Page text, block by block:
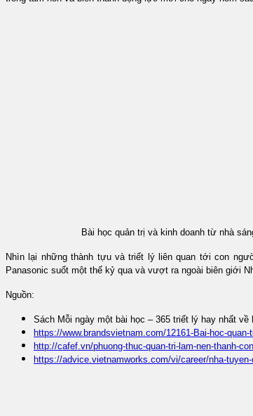
Bài học quản trị và kinh doanh từ nhà sáng
Nhìn lại những thành tựu và triết lý liên quan tới con
Panasonic suốt một thế kỷ qua và vượt ra ngoài biên giới
Nguồn:
Sách Mỗi ngày một bài học – 365 triết lý hay nhất
https://www.brandsvietnam.com/12161-Bai-hoc-
http://cafef.vn/phuong-thuc-quan-tri-lam-nen-thanh-
https://advice.vietnamworks.com/vi/career/nha-